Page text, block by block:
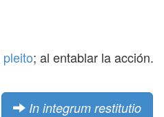
pleito; al entablar la acción.
In integrum restitutio